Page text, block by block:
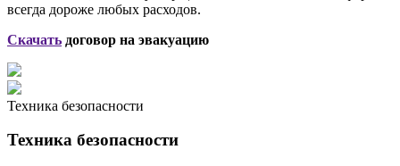
всегда дороже любых расходов.
Скачать договор на эвакуацию
Техника безопасности
Техника безопасности